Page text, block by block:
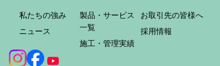
私たちの強み
ニュース
製品・サービス
一覧
施工・管理実績
お取引先の皆様へ
採用情報